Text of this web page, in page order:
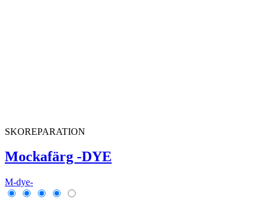
SKOREPARATION
Mockafärg -DYE
M-dye-